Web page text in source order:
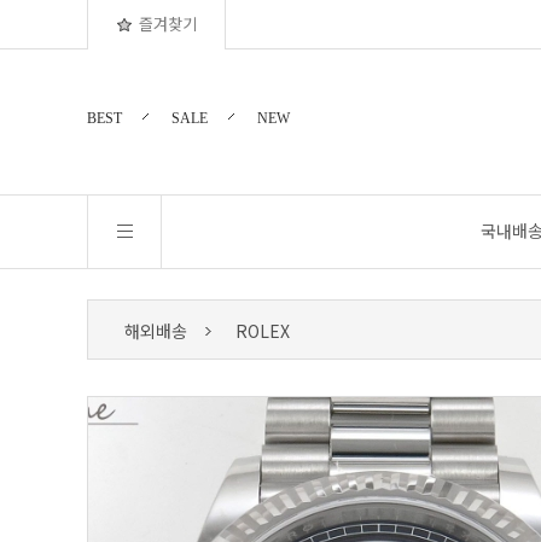
즐겨찾기
BEST SALE NEW
국내배
해외배송 ROLEX